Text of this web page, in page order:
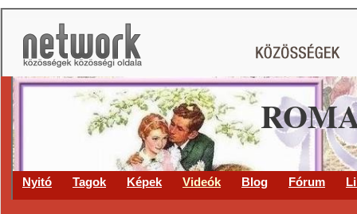
Nyitó Tagok Képek Videók Blog Fórum